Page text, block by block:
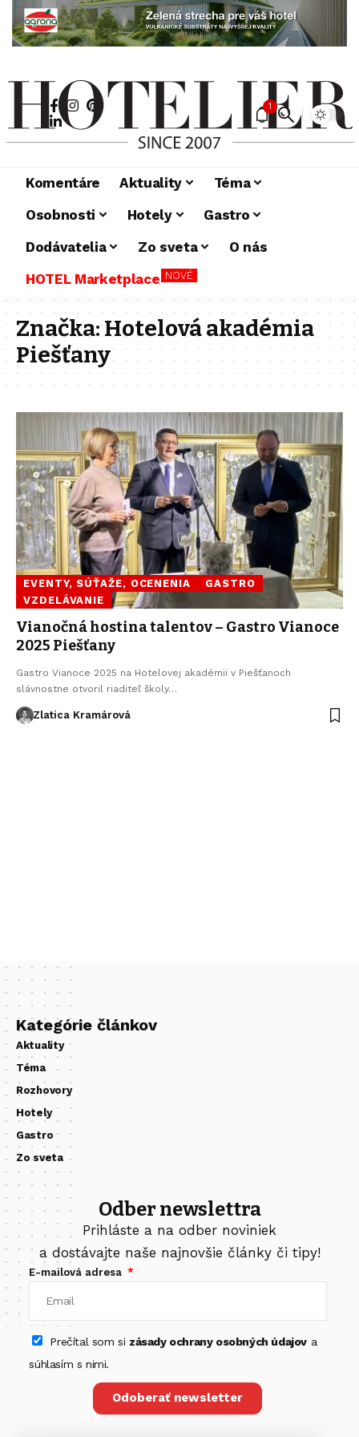
1
Komentáre Aktuality
Téma
Osobnosti
Hotely
Gastro
Dodávatelia
Zo sveta
O nás
HOTEL Marketplace NOVÉ
Značka:Hotelová akadémia
Piešťany
EVENTY, SÚŤAŽE, OCENENIA
GASTRO
VZDELÁVANIE
Vianočná hostina talentov – Gastro Vianoce
2025 Piešťany
Gastro Vianoce 2025 na Hotelovej akadémii v Piešťanoch
slávnostne otvoril riaditeľ školy…
Zlatica Kramárová
Kategórie článkov
Aktuality
Téma
Rozhovory
Hotely
Gastro
Zo sveta
Odber newslettra
Prihláste a na odber noviniek
a dostávajte naše najnovšie články či tipy!
E-mailová adresa
Prečítal som si zásady ochrany osobných údajova
súhlasím s nimi.
Odoberať newsletter